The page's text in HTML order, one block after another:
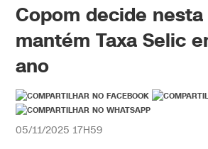
Copom decide
mantém Taxa Selic
ano
05/11/2025 17H59